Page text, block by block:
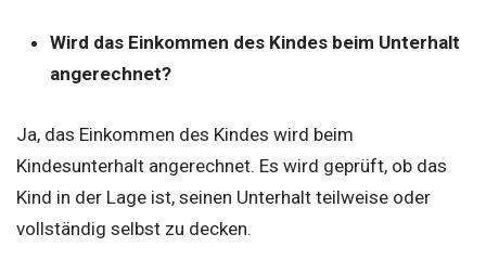
Wird das Einkommen des Kindes beim Unterhalt
angerechnet?
Ja, das Einkommen des Kindes wird beim
Kindesunterhalt angerechnet. Es wird geprüft, ob das
Kind in der Lage ist, seinen Unterhalt teilweise oder
vollständig selbst zu decken.